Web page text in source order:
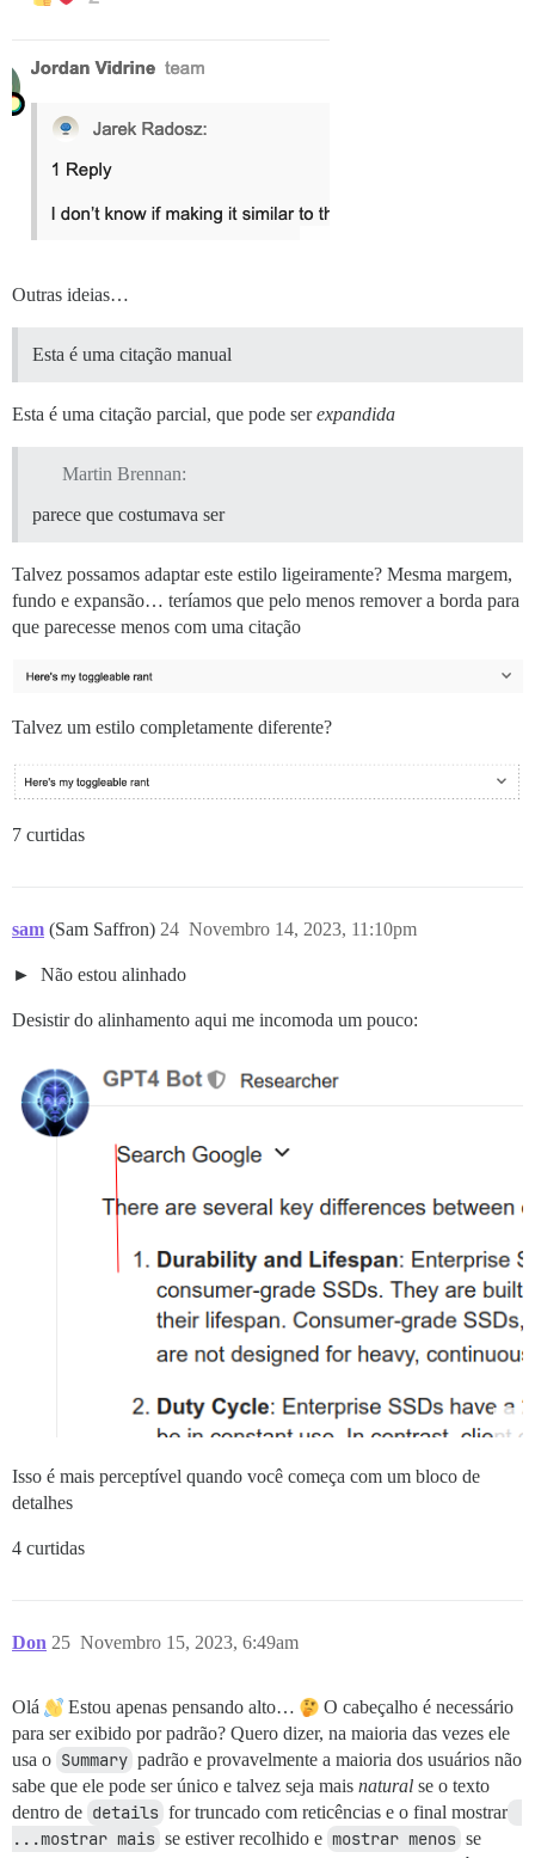
Outras ideias…
Esta é uma citação manual
Esta é uma citação parcial, que pode serexpandida
Martin Brennan:
parece que costumava ser
Talvez possamos adaptar este estilo ligeiramente? Mesma margem,
fundo e expansão… teríamos que pelo menos remover a borda para
que parecesse menos com uma citação
Talvez um estilo completamente diferente?
7 curtidas
sam (Sam Saffron) Novembro 14, 2023, 11:10pm
24
Não estou alinhado
Desistir do alinhamento aqui me incomoda um pouco:
Isso é mais perceptível quando você começa com um bloco de
detalhes
4 curtidas
Don Novembro 15, 2023, 6:49am
25
Olá Estou apenas pensando alto…
O cabeçalho é necessário
para ser exibido por padrão? Quero dizer, na maioria das vezes ele
usa o Summary padrão e provavelmente a maioria dos usuários não
sabe que ele pode ser único e talvez seja mais natural se o texto
dentro de details for truncado com reticências e o final mostrar
...mostrar mais se estiver recolhido e mostrar menos se